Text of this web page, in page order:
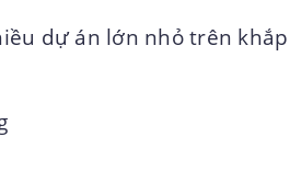
dự án lớn nhỏ trên